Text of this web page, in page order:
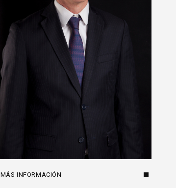
MÁS INFORMACIÓN